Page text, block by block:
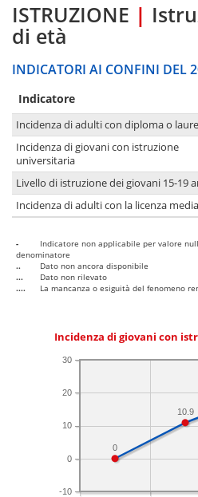
ISTRUZIONE |
di età
INDICATORI AI CONFINI DEL
Indicatore
Incidenza di adulti con diploma o
Incidenza di giovani con istruzione
universitaria
Livello di istruzione dei giovani 15-19
Incidenza di adulti con la licenza media
-
Indicatore non applicabile per valore
denominatore
..
Dato non ancora disponibile
...
Dato non rilevato
....
La mancanza o esiguità del fenomeno
Incidenza di giovani con
-10
0
10
20
30
10.9
0